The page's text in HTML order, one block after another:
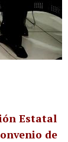
Estatal
de